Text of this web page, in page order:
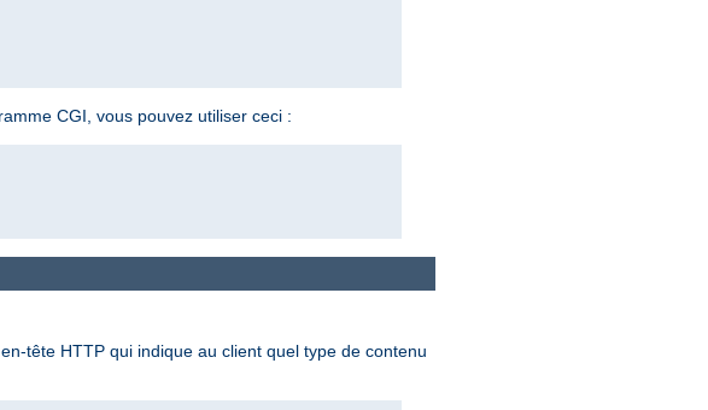
CGI, vous pouvez utiliser ceci :
tête HTTP qui indique au client quel type de contenu